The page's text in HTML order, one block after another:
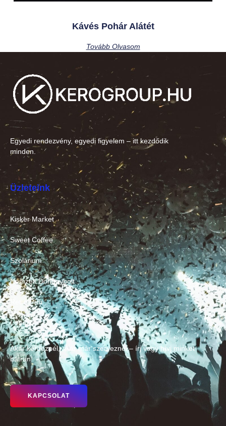
Kávés Pohár Alátét
Tovább Olvasom
Egyedi rendezvény, egyedi figyelem – itt kezdődik
minden.
Üzleteink
Kisker Market
Sweet Coffee
Szolárium
Nemzeti Dohánybolt
Retro Pub
Lottózó
Akár kérdeznél, akár már szerveznél – írj vagy hívj minket
bátran!
KAPCSOLAT